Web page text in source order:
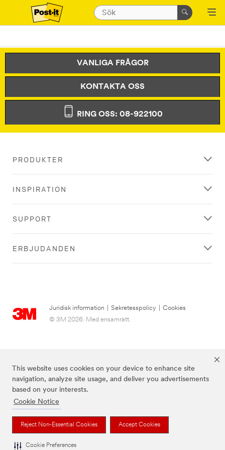
This website uses cookies on your device to enhance site
navigation, analyze site usage, and deliver you advertisements
based on your interests.
Cookie Notice
Reject Non-Essential Cookies Accept Cookies
Cookie Preferences
VANLIGA FRÅGOR
KONTAKTA OSS
RING OSS: 08-922100
PRODUKTER
INSPIRATION
SUPPORT
ERBJUDANDEN
Juridisk information Sekretesspolicy
Cookies
© 3M 2026. Med ensamrätt.
3M, Post-it® och färgen Canary Yellow™ är varumärken som tillhör 3M.